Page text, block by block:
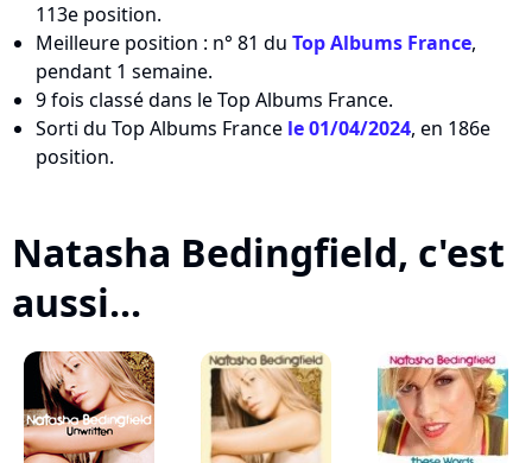
113e position.
Meilleure position : n° 81 du Top Albums France,
pendant 1 semaine.
9 fois classé dans le Top Albums France.
Sorti du Top Albums France le 01/04/2024, en 186e
position.
Natasha Bedingfield, c'est
aussi...